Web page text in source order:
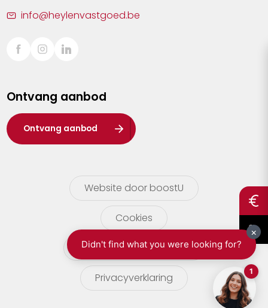
Sint-Truiden
Waasland
Wuustwezel
Zoersel
info@heylenvastgoed.be
Ontvang aanbod
Ontvang aanbod
Website door boostU
Cookies
gebruikersvoorwaarden
Privacyverklaring